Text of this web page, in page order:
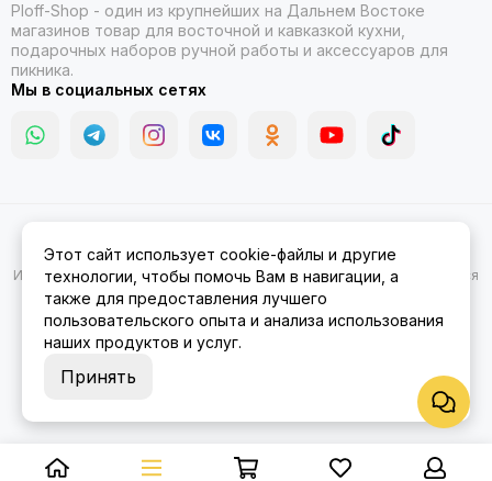
Ploff-Shop - один из крупнейших на Дальнем Востоке
магазинов товар для восточной и кавказкой кухни,
подарочных наборов ручной работы и аксессуаров для
пикника.
Мы в социальных сетях
Амуре.Карта сайта
Информация на сайте носит ознакомительный характер и не является
публичной офертой.
Этот сайт использует cookie-файлы и другие
технологии, чтобы помочь Вам в навигации, а
также для предоставления лучшего
пользовательского опыта и анализа использования
наших продуктов и услуг.
Принять